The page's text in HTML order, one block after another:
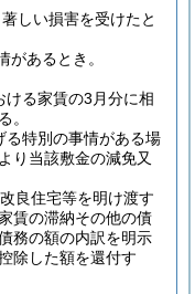
しい損害を受けたと
があるとき。
る家賃の3月分に相
。
る特別の事情がある場
り当該敷金の減免又
良住宅等を明け渡す
賃の滞納その他の債
務の額の内訳を明示
除した額を還付す